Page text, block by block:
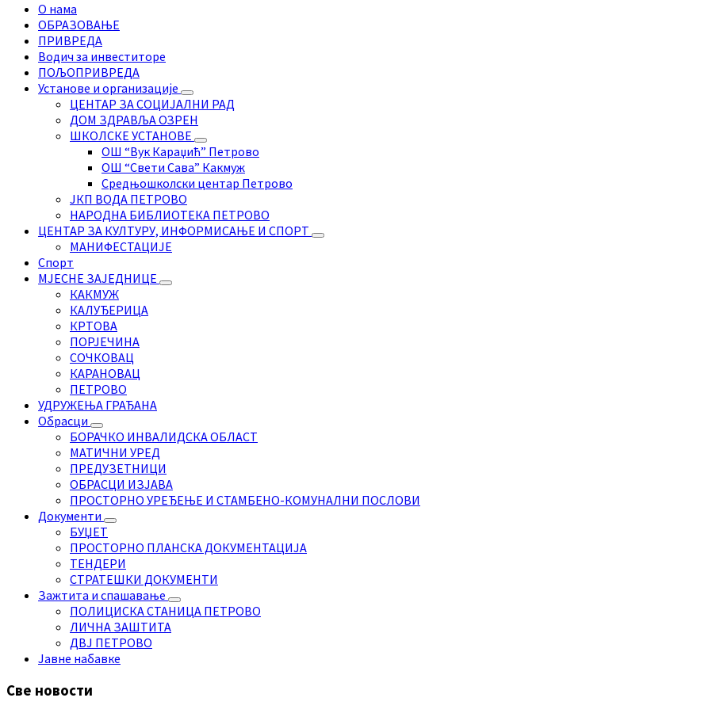
О нама
ОБРАЗОВАЊЕ
ПРИВРЕДА
Водич за инвеститоре
ПОЉОПРИВРЕДА
Установе и организације
ЦЕНТАР ЗА СОЦИЈАЛНИ РАД
ДОМ ЗДРАВЉА ОЗРЕН
ШКОЛСКЕ УСТАНОВЕ
ОШ “Вук Караџић” Петрово
ОШ “Свети Сава” Какмуж
Средњошколски центар Петрово
ЈКП ВОДА ПЕТРОВО
НАРОДНА БИБЛИОТЕКА ПЕТРОВО
ЦЕНТАР ЗА КУЛТУРУ, ИНФОРМИСАЊЕ И СПОРТ
МАНИФЕСТАЦИЈЕ
Спорт
МЈЕСНЕ ЗАЈЕДНИЦЕ
КАКМУЖ
КАЛУЂЕРИЦА
КРТОВА
ПОРЈЕЧИНА
СОЧКОВАЦ
КАРАНОВАЦ
ПЕТРОВО
УДРУЖЕЊА ГРАЂАНА
Обрасци
БОРАЧКО ИНВАЛИДСКА ОБЛАСТ
МАТИЧНИ УРЕД
ПРЕДУЗЕТНИЦИ
ОБРАСЦИ ИЗЈАВА
ПРОСТОРНО УРЕЂЕЊЕ И СТАМБЕНО-КОМУНАЛНИ ПОСЛОВИ
Документи
БУЏЕТ
ПРОСТОРНО ПЛАНСКА ДОКУМЕНТАЦИЈА
ТЕНДЕРИ
СТРАТЕШКИ ДОКУМЕНТИ
Зажтита и спашавање
ПОЛИЦИСКА СТАНИЦА ПЕТРОВО
ЛИЧНА ЗАШТИТА
ДВЈ ПЕТРОВО
Јавне набавке
Све новости